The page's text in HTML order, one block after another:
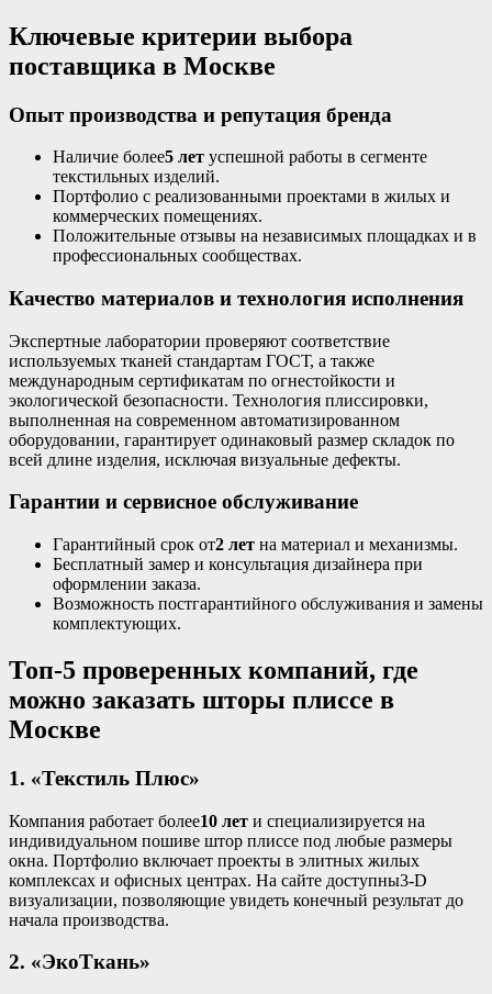
Ключевые критерии выбора
поставщика в Москве
Опыт производства и репутация бренда
Наличие более5 лет успешной работы в сегменте
текстильных изделий.
Портфолио с реализованными проектами в жилых и
коммерческих помещениях.
Положительные отзывы на независимых площадках и в
профессиональных сообществах.
Качество материалов и технология исполнения
Экспертные лаборатории проверяют соответствие
используемых тканей стандартам ГОСТ, а также
международным сертификатам по огнестойкости и
экологической безопасности. Технология плиссировки,
выполненная на современном автоматизированном
оборудовании, гарантирует одинаковый размер складок по
всей длине изделия, исключая визуальные дефекты.
Гарантии и сервисное обслуживание
Гарантийный срок от2 лет на материал и механизмы.
Бесплатный замер и консультация дизайнера при
оформлении заказа.
Возможность постгарантийного обслуживания и замены
комплектующих.
Топ‑5 проверенных компаний, где
можно заказать шторы плиссе в
Москве
1. «Текстиль Плюс»
Компания работает более10 лет и специализируется на
индивидуальном пошиве штор плиссе под любые размеры
окна. Портфолио включает проекты в элитных жилых
комплексах и офисных центрах. На сайте доступны3‑D
визуализации, позволяющие увидеть конечный результат до
начала производства.
2. «ЭкоТкань»